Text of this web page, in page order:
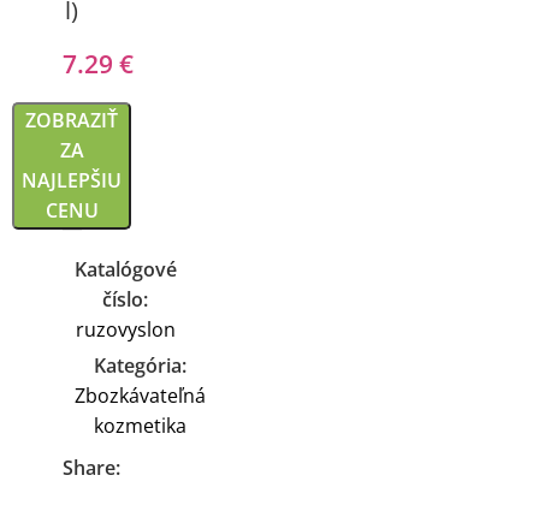
l)
7.29 €
ZOBRAZIŤ
ZA
NAJLEPŠIU
CENU
Katalógové
číslo:
ruzovyslon
Kategória:
Zbozkávateľná
kozmetika
Share: